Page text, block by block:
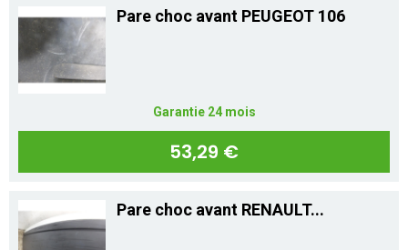
Pare choc avant PEUGEOT 106
Garantie 24 mois
53,29 €
Pare choc avant RENAULT...